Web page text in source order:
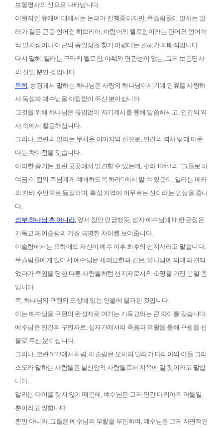
보통명사의 신으로 나타납니다.
어원적인 유래에 대해서는 논의가 진행중이지만, 무슬림들이 말하는 알
라가 같은 근동 언어인 히브리어 , 아람어의 엘로힘이라는 단어와 언어학
적 일치점이나 어근의 동일성을 찾기 어렵다는 견해가 지배적입니다.
다시 말해 , 알라는 구약의 엘로힘, 야훼와 연관성이 없는, 그저 보통명사
의 신일 뿐인 것입니다.
특히, 성경에서 말하는 하나님은 사랑의 하나님이시기에 인류를 사랑하
사 독생자 예수님을 아낌없이 주신 분이십니다.
그것을 위해 하나님은 끊임없이 자기계시를 통해 말씀하시고, 인간의 역
사 속에서 활동하십니다.
그러나, 코란의 알라는 무서운 이미지의 신으로, 인간의 역사 밖에 머문
다는 차이점을 갖습니다.
이러한 증거는 코란 곳곳에서 발견할 수 있는데 , 수라106:3의 “그들로 하
여금 이 집의 주님에게 예배하도록 하라” 에서 알 수 있듯이 , 알라는 메카
의 카바 주인으로 등장하며, 특정 지역에 머무르는 신이라는 인상을 줍니
다.
성부 하나님 뿐 아니라, 앞서 잠깐 언급했듯, 성자 예수님에 대한 관점은
기독교와 이슬람의 가장 극명한 차이를 보여줍니다.
이슬람에서는 모하메드 자신이 예수 이후 최후의 선지자라고 말합니다.
무슬림들에게 있어서 예수님은 세례요한과 같은,하나님에 의해 파견되
었다가 죽임을 당한 다른 사람들처럼 선지자로서의 소명을 가진 분일 뿐
입니다.
즉,하나님의 구원의 도상에 있는 인물에 불과한 것입니다.
이는 예수님을 구원의 완성자로 여기는 기독교와는 큰 차이를 갖습니다.
예수님은 인간의 구원자로, 십자가에서의 죽음과 부활을 통해 구원을 선
물로 주신 분이십니다.
그러나, 코란5:72에서처럼, 이슬람은 오히려 알라가 마리아의 아들 그리
스도라 말하는 사람들은 불신앙의 사람들로서 지옥에 갈 것이라고 말합
니다.
알라는 아이를 갖지 않기 때문에 ,예수님은 그저 인간 마리아의 아들일
뿐이라고 말합니다.
뿐만 아니라, 그들은 예수님의 부활을 부인하며 ,예수님은 그저 자연적인